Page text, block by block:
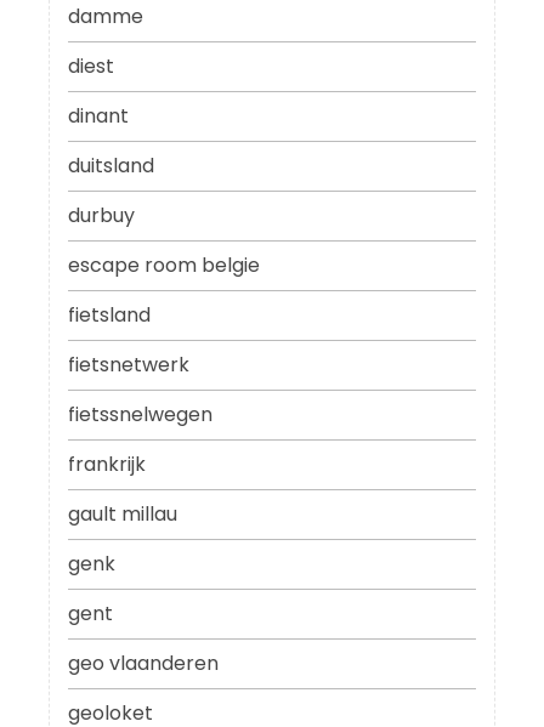
damme
diest
dinant
duitsland
durbuy
escape room belgie
fietsland
fietsnetwerk
fietssnelwegen
frankrijk
gault millau
genk
gent
geo vlaanderen
geoloket